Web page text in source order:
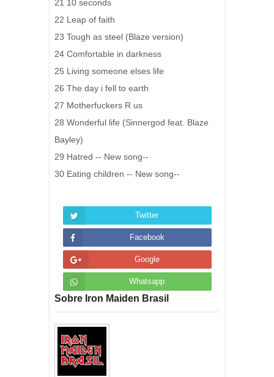
21 10 seconds
22 Leap of faith
23 Tough as steel (Blaze version)
24 Comfortable in darkness
25 Living someone elses life
26 The day i fell to earth
27 Motherfuckers R us
28 Wonderful life (Sinnergod feat. Blaze
Bayley)
29 Hatred -- New song--
30 Eating children -- New song--
Twitter
Facebook
Google
Whatsapp
Sobre Iron Maiden Brasil